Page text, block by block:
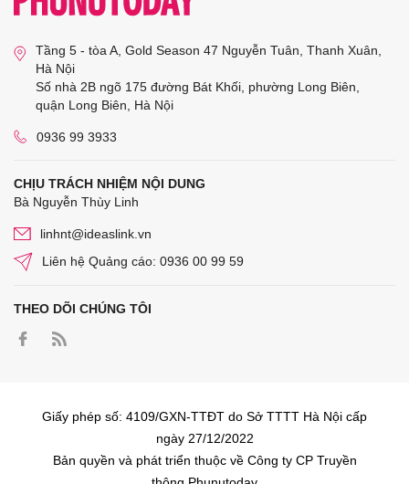
Tầng 5 - tòa A, Gold Season 47 Nguyễn Tuân, Thanh Xuân,
Hà Nội
Số nhà 2B ngõ 175 đường Bát Khối, phường Long Biên,
quận Long Biên, Hà Nội
0936 99 3933
CHỊU TRÁCH NHIỆM NỘI DUNG
Bà Nguyễn Thùy Linh
linhnt@ideaslink.vn
Liên hệ Quảng cáo: 0936 00 99 59
THEO DÕI CHÚNG TÔI
Giấy phép số: 4109/GXN-TTĐT do Sở TTTT Hà Nội cấp
ngày 27/12/2022
Bản quyền và phát triển thuộc về Công ty CP Truyền